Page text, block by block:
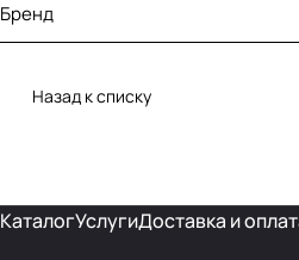
Бренд
Назад к списку
КаталогУслугиДоставка и